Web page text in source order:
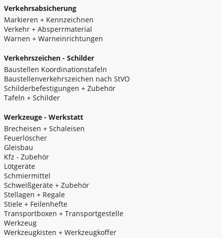
Verkehrsabsicherung
Markieren + Kennzeichnen
Verkehr + Absperrmaterial
Warnen + Warneinrichtungen
Verkehrszeichen - Schilder
Baustellen Koordinationstafeln
Baustellenverkehrszeichen nach StVO
Schilderbefestigungen + Zubehör
Tafeln + Schilder
Werkzeuge - Werkstatt
Brecheisen + Schaleisen
Feuerlöscher
Gleisbau
Kfz - Zubehör
Lötgeräte
Schmiermittel
Schweißgeräte + Zubehör
Stellagen + Regale
Stiele + Feilenhefte
Transportboxen + Transportgestelle
Werkzeug
Werkzeugkisten + Werkzeugkoffer